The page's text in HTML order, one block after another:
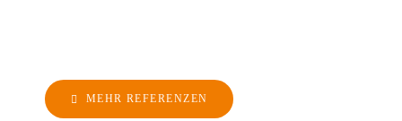
MEHR REFERENZEN